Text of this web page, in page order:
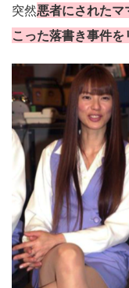
突然悪者にされた
こった落書き事件を